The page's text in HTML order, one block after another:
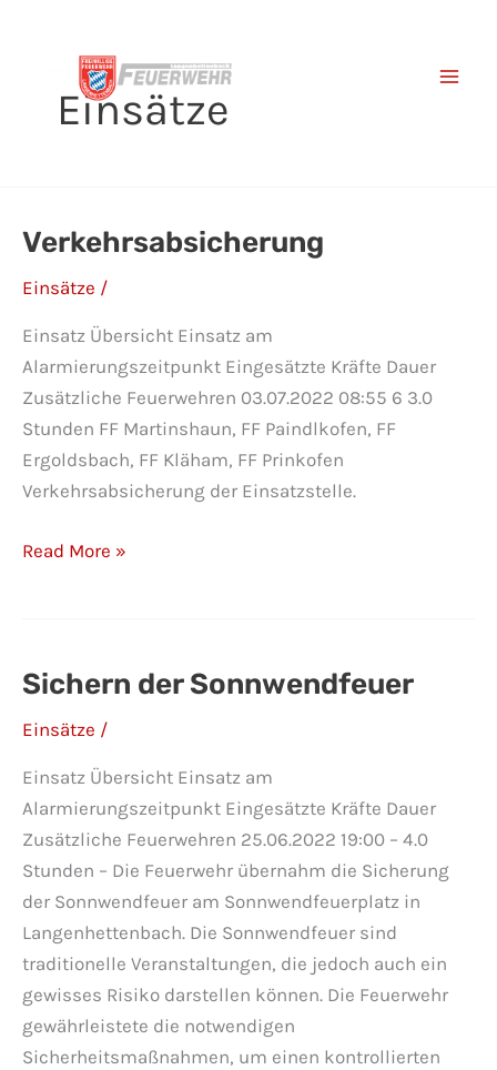
Einsätze
Verkehrsabsicherung
Einsätze /
Einsatz Übersicht Einsatz am
Alarmierungszeitpunkt Eingesätzte Kräfte Dauer
Zusätzliche Feuerwehren 03.07.2022 08:55 6 3.0
Stunden FF Martinshaun, FF Paindlkofen, FF
Ergoldsbach, FF Kläham, FF Prinkofen
Verkehrsabsicherung der Einsatzstelle.
Verkehrsabsicherung
Read More »
Sichern der Sonnwendfeuer
Einsätze /
Einsatz Übersicht Einsatz am
Alarmierungszeitpunkt Eingesätzte Kräfte Dauer
Zusätzliche Feuerwehren 25.06.2022 19:00 – 4.0
Stunden – Die Feuerwehr übernahm die Sicherung
der Sonnwendfeuer am Sonnwendfeuerplatz in
Langenhettenbach. Die Sonnwendfeuer sind
traditionelle Veranstaltungen, die jedoch auch ein
gewisses Risiko darstellen können. Die Feuerwehr
gewährleistete die notwendigen
Sicherheitsmaßnahmen, um einen kontrollierten